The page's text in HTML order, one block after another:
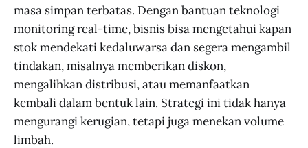
masa simpan terbatas. Dengan bantuan teknologi
monitoring real-time, bisnis bisa mengetahui kapan
stok mendekati kedaluwarsa dan segera mengambil
tindakan, misalnya memberikan diskon,
mengalihkan distribusi, atau memanfaatkan
kembali dalam bentuk lain. Strategi ini tidak hanya
mengurangi kerugian, tetapi juga menekan volume
limbah.